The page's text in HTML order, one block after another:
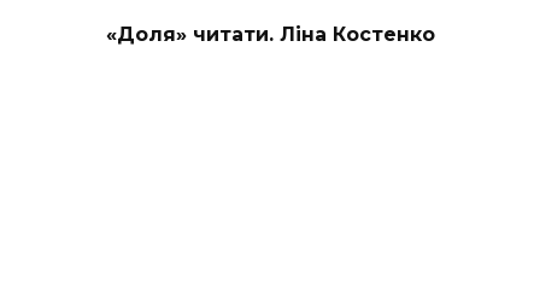
«Доля» читати. Ліна Костенко